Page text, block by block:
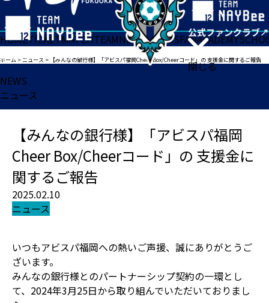
閉じる
HOMETICKETMATCHTEAMNEWSGOODSFANACADEMY
ホーム >ニュース > 【みんなの銀行様】「アビスパ福岡Cheer Box/Cheerコード」の 支援金に関するご報告
NEWS
ニュース
【みんなの銀行様】「アビスパ福岡
Cheer Box/Cheerコード」の 支援金に
関するご報告
2025.02.10
ニュース
いつもアビスパ福岡への熱いご声援、誠にありがとうご
ざいます。
みんなの銀行様とのパートナーシップ契約の一環とし
て、2024年3月25日から取り組んでいただいておりまし